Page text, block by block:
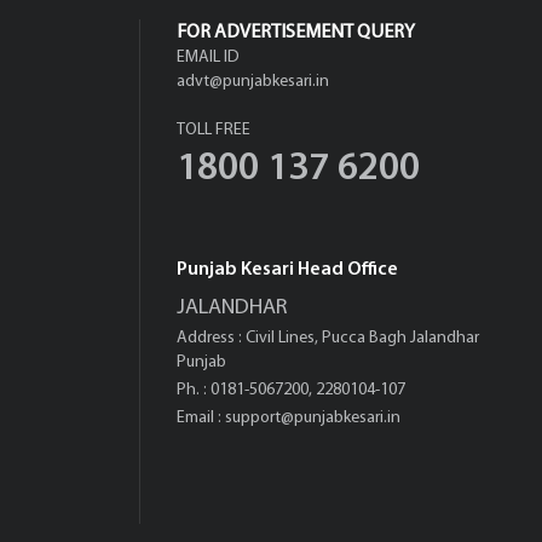
FOR ADVERTISEMENT QUERY
EMAIL ID
advt@punjabkesari.in
TOLL FREE
1800 137 6200
Punjab Kesari Head Office
JALANDHAR
Address : Civil Lines, Pucca Bagh Jalandhar
Punjab
Ph. : 0181-5067200, 2280104-107
Email : support@punjabkesari.in